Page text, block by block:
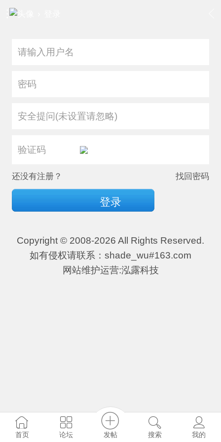
安全提问(未设置请忽略)
还没有注册？ 找回密码
登录
Copyright © 2008-2026 All Rights Reserved.
如有侵权请联系：shade_wu#163.com
网站维护运营:泓露科技
首页 论坛 发帖 搜索 我的